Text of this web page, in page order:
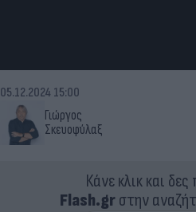
Γιώργος
Σκευοφύλαξ
05.12.2024 15:00
Κάνε κλικ και
Flash.grστην